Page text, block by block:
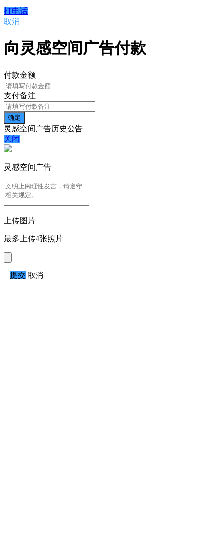
打电话
取消
向灵感空间广告付款
付款金额
支付备注
灵感空间广告历史公告
关闭
灵感空间广告
上传图片
最多上传4张照片
提交 取消